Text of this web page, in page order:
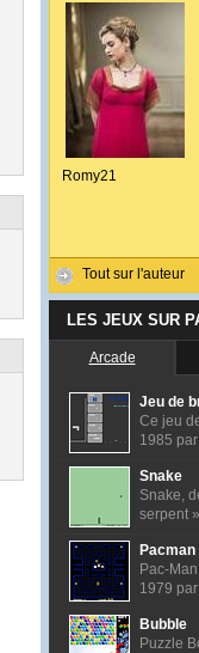
Romy21
Tout sur l'auteur
LES JEUX SUR
Arcade
Jeu de
Ce jeu
1985
Snake
Snake,
serpent
Pacman
Pac-
1979
Bubble
Puzzle